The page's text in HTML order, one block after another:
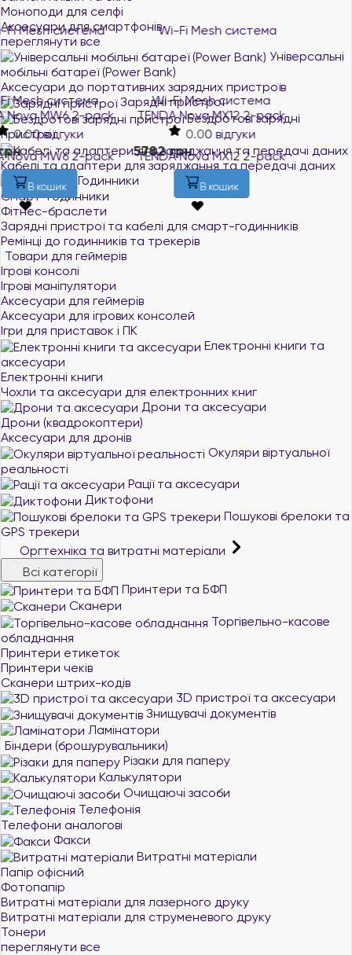
Моноподи для селфі
Аксесуари для смартфонів
переглянути все
Універсальні
мобільні батареї (Power Bank)
Аксесуари до портативних зарядних пристроїв
Зарядні пристрої
Бездротові зарядні
пристрої
Кабелі та адаптери для заряджання та передачі даних
Годинники
Смарт-годинники
Фітнес-браслети
Зарядні пристрої та кабелі для смарт-годинників
Ремінці до годинників та трекерів
Товари для геймерів
Ігрові консолі
Ігрові маніпулятори
Аксесуари для геймерів
Аксесуари для ігрових консолей
Ігри для приставок і ПК
Електронні книги та
аксесуари
Електронні книги
Чохли та аксесуари для електронних книг
Дрони та аксесуари
Дрони (квадрокоптери)
Аксесуари для дронів
Окуляри віртуальної
реальності
Рації та аксесуари
Диктофони
Пошукові брелоки та
GPS трекери
Оргтехніка та витратні матеріали
Всі категорії
Принтери та БФП
Сканери
Торгівельно-касове
обладнання
Принтери етикеток
Принтери чеків
Сканери штрих-кодів
3D пристрої та аксесуари
Знищувачі документів
Ламінатори
Біндери (брошурувальники)
Різаки для паперу
Калькулятори
Очищаючі засоби
Телефонія
Телефони аналогові
Факси
Витратні матеріали
Папір офісний
Фотопапір
Витратні матеріали для лазерного друку
Витратні матеріали для струменевого друку
Тонери
переглянути все
Wi-Fi Mesh система
TENDA Nova MX12 2-pack
0.0
В наявності
5782 грн
В кошик
Wi-Fi Mesh система
TENDA Nova MX3 2-pack
0.0
В наявності
3304 грн